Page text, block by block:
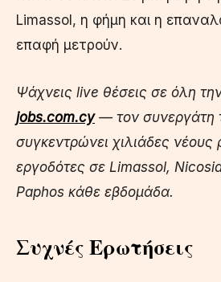
Limassol, η φήμη και η
επαφή μετρούν.
Ψάχνεις live θέσεις σε όλη
jobs.com.cy— τον συνεργάτη
συγκεντρώνει χιλιάδες
εργοδότες σε Limassol,
Paphos κάθε εβδομάδα.
Συχνές Ερωτήσεις